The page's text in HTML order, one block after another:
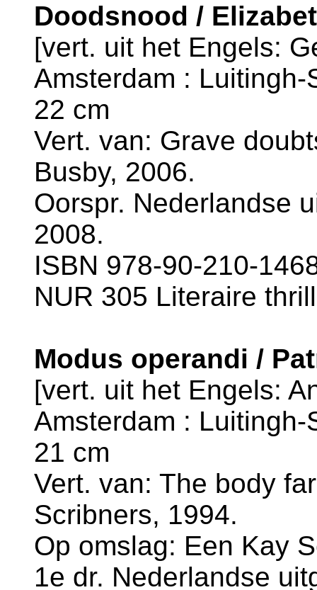
Doodsnood /
[vert. uit het Engels:
Amsterdam :
22 cm
Vert. van: Grave
Busby, 2006.
Oorspr. Nederlandse
2008.
ISBN 978-90-210-
NUR 305 Literaire
Modus operandi /
[vert. uit het Engels:
Amsterdam :
21 cm
Vert. van: The body
Scribners, 1994.
Op omslag: Een Kay
1e dr. Nederlandse